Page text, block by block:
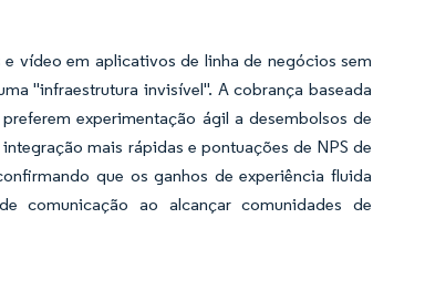
vídeo em aplicativos de linha de negócios sem
"infraestrutura invisível". A cobrança baseada
experimentação ágil a desembolsos de
mais rápidas e pontuações de NPS de
que os ganhos de experiência fluida
comunicação ao alcançar comunidades de